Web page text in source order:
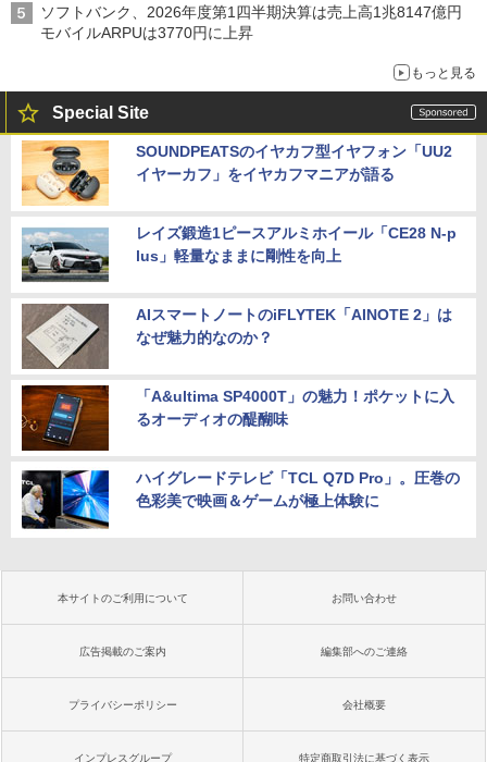
ソフトバンク、2026年度第1四半期決算は売上高1兆8147億円
モバイルARPUは3770円に上昇
もっと見る
Special Site
SOUNDPEATSのイヤカフ型イヤフォン「UU2
イヤーカフ」をイヤカフマニアが語る
レイズ鍛造1ピースアルミホイール「CE28 N-p
lus」軽量なままに剛性を向上
AIスマートノートのiFLYTEK「AINOTE 2」は
なぜ魅力的なのか？
「A&ultima SP4000T」の魅力！ポケットに入
るオーディオの醍醐味
ハイグレードテレビ「TCL Q7D Pro」。圧巻の
色彩美で映画＆ゲームが極上体験に
本サイトのご利用について お問い合わせ
広告掲載のご案内 編集部へのご連絡
プライバシーポリシー 会社概要
インプレスグループ 特定商取引法に基づく表示